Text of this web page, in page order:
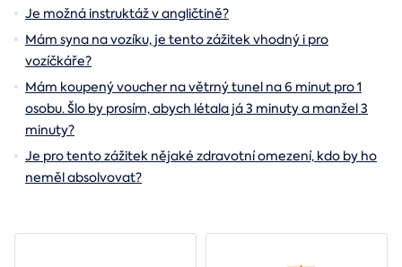
Je možná instruktáž v angličtině?
Mám syna na vozíku, je tento zážitek vhodný i pro
vozíčkáře?
Mám koupený voucher na větrný tunel na 6 minut pro 1
osobu. Šlo by prosím, abych létala já 3 minuty a manžel 3
minuty?
Je pro tento zážitek nějaké zdravotní omezení, kdo by ho
neměl absolvovat?